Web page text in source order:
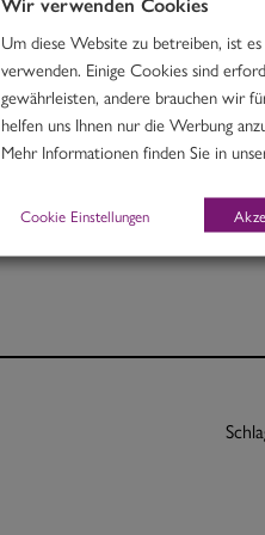
Rindfleisch in Kurkuma-
Um diese Website zu betreiben, ist
verwenden. Einige Cookies sind
gewährleisten, andere brauchen wir
helfen uns Ihnen nur die Werbung
Mehr Informationen finden Sie in
Cookie Einstellungen